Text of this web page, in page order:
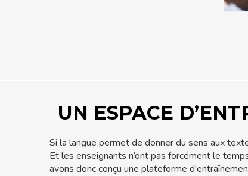
UN ESPACE
Si la langue permet de donner du sens aux
Et les enseignants n’ont pas forcément le
avons donc conçu une plateforme